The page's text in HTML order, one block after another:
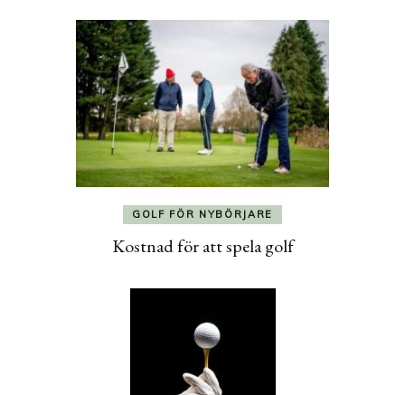
GOLF FÖR NYBÖRJARE
Kostnad för att spela golf